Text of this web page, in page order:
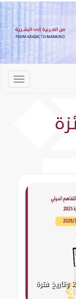
الإعلان عن اللغات المعتمدة لدورة 2025 وتاريخ فترة